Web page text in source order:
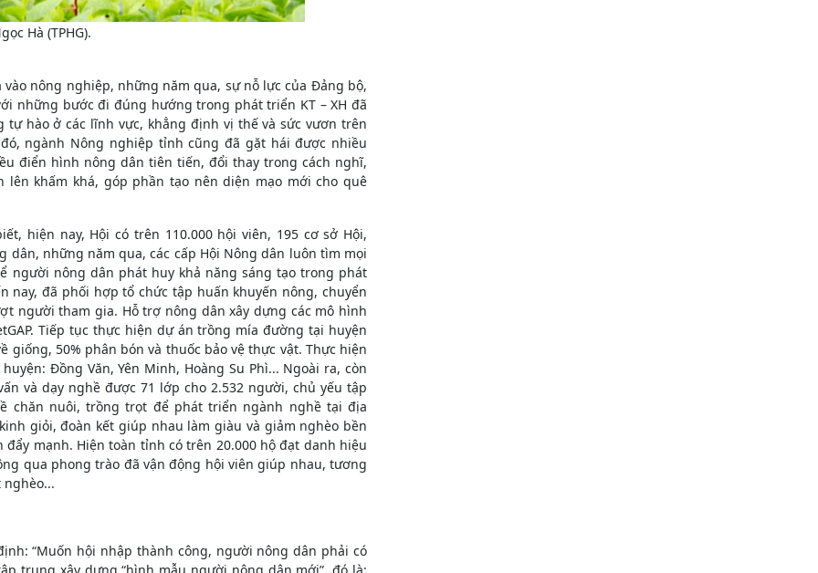
Hà (TPHG).
nông nghiệp, những năm qua, sự nỗ lực của Đảng bộ,
những bước đi đúng hướng trong phát triển KT – XH đã
hào ở các lĩnh vực, khẳng định vị thế và sức vươn trên
ngành Nông nghiệp tỉnh cũng đã gặt hái được nhiều
điển hình nông dân tiên tiến, đổi thay trong cách nghĩ,
lên khấm khá, góp phần tạo nên diện mạo mới cho quê
hiện nay, Hội có trên 110.000 hội viên, 195 cơ sở Hội,
dân, những năm qua, các cấp Hội Nông dân luôn tìm mọi
người nông dân phát huy khả năng sáng tạo trong phát
nay, đã phối hợp tổ chức tập huấn khuyến nông, chuyển
người tham gia. Hỗ trợ nông dân xây dựng các mô hình
Tiếp tục thực hiện dự án trồng mía đường tại huyện
giống, 50% phân bón và thuốc bảo vệ thực vật. Thực hiện
Đồng Văn, Yên Minh, Hoàng Su Phì... Ngoài ra, còn
và dạy nghề được 71 lớp cho 2.532 người, chủ yếu tập
chăn nuôi, trồng trọt để phát triển ngành nghề tại địa
giỏi, đoàn kết giúp nhau làm giàu và giảm nghèo bền
mạnh. Hiện toàn tỉnh có trên 20.000 hộ đạt danh hiệu
qua phong trào đã vận động hội viên giúp nhau, tương
“Muốn hội nhập thành công, người nông dân phải có